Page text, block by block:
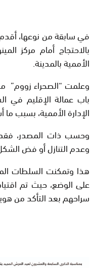
بالاحتجاج أمام مركز
الأممية بالمدينة.
وعلمت “الصحراء زووم”
باب عمالة الإقليم في
الإدارة الأممية، بسبب
وحسب ذات المصدر،
وعدم التنازل أو فض
هذا وتمكنت السلطات
على الوضع، حيث تم
سراحهم بعد التأكد من